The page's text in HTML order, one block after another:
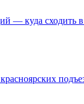
— куда сходить